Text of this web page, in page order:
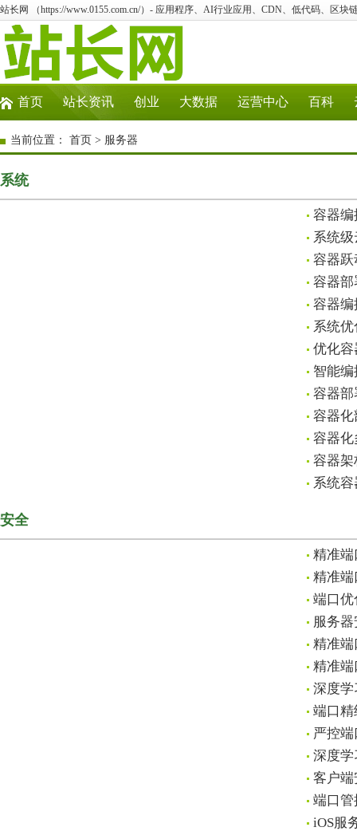
站长网 （https://www.0155.com.cn/）- 应用程序、AI行业应用、CDN、低代码、区块
首页 站长资讯 创业 大数据 运营中心 百科
当前位置： 首页 > 服务器
系统
容器
系统
容器
容器
容器
系统
优化
智能
容器
容器
容器
容器
系统
安全
精准
精准
端口
服务
精准
精准
深度
端口
严控
深度
客户
端口
iOS服